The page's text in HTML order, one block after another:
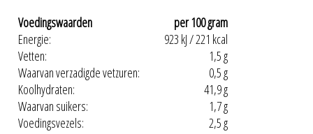
Voedingswaarden
per 100 gram
Energie:
923 kJ / 221 kcal
Vetten:
1,5 g
Waarvan verzadigde vetzuren:
0,5 g
Koolhydraten:
41,9 g
Waarvan suikers:
1,7 g
Voedingsvezels:
2,5 g